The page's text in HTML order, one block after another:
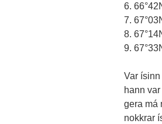
6.
7.
8.
9.
Var
hann
gera má
nokkrar